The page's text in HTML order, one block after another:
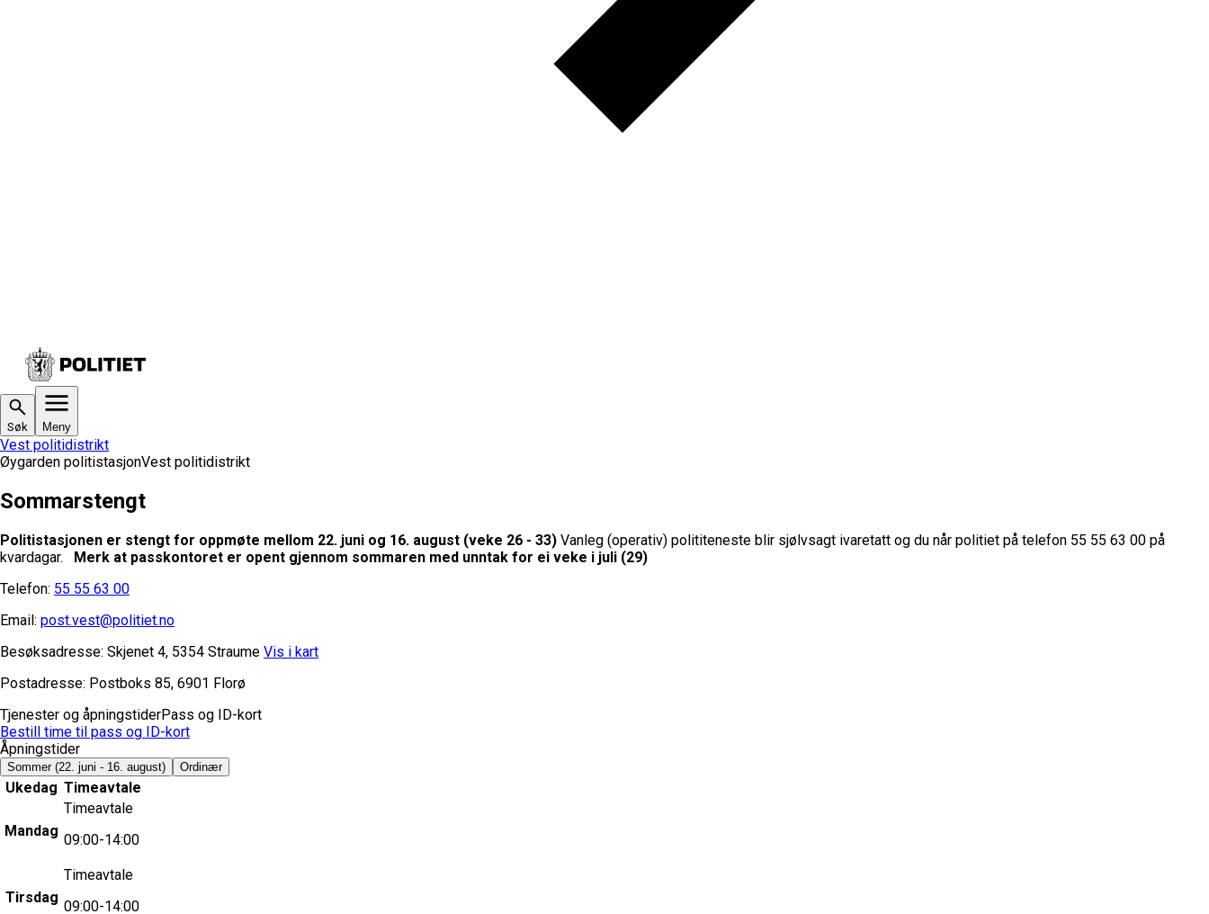
Søk Meny
Vest politidistrikt
Øygarden politistasjonVest politidistrikt
Sommarstengt
Politistasjonen er stengt for oppmøte mellom 22. juni og 16. august (veke 26 - 33) Vanleg (operativ) polititeneste blir sjølvsagt ivaretatt og du når politiet på telefon 55 55 63 00 på
kvardagar.
Merk at passkontoret er opent gjennom sommaren med unntak for ei veke i juli (29)
Telefon: 55 55 63 00
Email: post.vest@politiet.no
Besøksadresse: Skjenet 4, 5354 Straume Vis i kart
Postadresse: Postboks 85, 6901 Florø
Tjenester og åpningstiderPass og ID-kort
Bestill time til pass og ID-kort
Åpningstider
Sommer (22. juni - 16. august) Ordinær
Ukedag Timeavtale
Mandag
Timeavtale
09:00-14:00
Tirsdag
Timeavtale
09:00-14:00